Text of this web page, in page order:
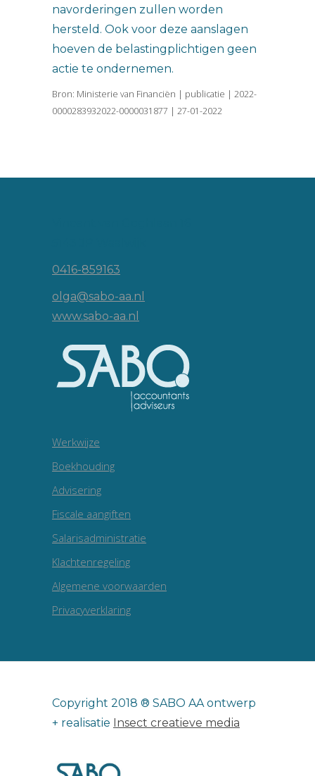
navorderingen zullen worden
hersteld. Ook voor deze aanslagen
hoeven de belastingplichtigen geen
actie te ondernemen.
Bron: Ministerie van Financiën | publicatie | 2022-
0000283932022-0000031877 | 27-01-2022
0416-859163
olga@sabo-aa.nl
www.sabo-aa.nl
Werkwijze
Boekhouding
Advisering
Fiscale aangiften
Salarisadministratie
Klachtenregeling
Algemene voorwaarden
Privacyverklaring
Copyright 2018 ® SABO AA ontwerp
+ realisatie Insect creatieve media